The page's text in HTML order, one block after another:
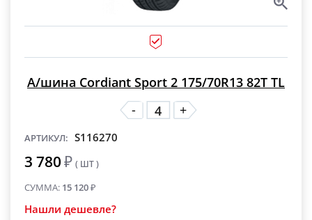
А/шина Cordiant Sport 2 175/70R13 82T TL
-
+
АРТИКУЛ: S116270
3 780₽ ( ШТ )
СУММА: 15 120₽
Нашли дешевле?